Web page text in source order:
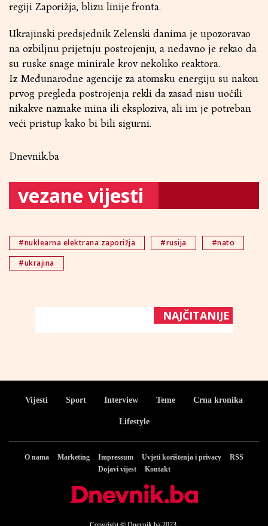
regiji Zaporižja, blizu linije fronta.
Ukrajinski predsjednik Zelenski danima je upozoravao
na ozbiljnu prijetnju postrojenju, a nedavno je rekao da
su ruske snage minirale krov nekoliko reaktora.
Iz Međunarodne agencije za atomsku energiju su nakon
prvog pregleda postrojenja rekli da zasad nisu uočili
nikakve naznake mina ili eksploziva, ali im je potreban
veći pristup kako bi bili sigurni.
Dnevnik.ba
vezane vijesti
#nuklearna elektrana zaporižja #rusija
#nato
#ukrajina
NAJČITANIJE
Vijesti Sport Interview Teme Crna kronika
Lifestyle
O nama Marketing Impressum Uvjeti korištenja i privacy
RSS
Dojavi vijest
Kontakt